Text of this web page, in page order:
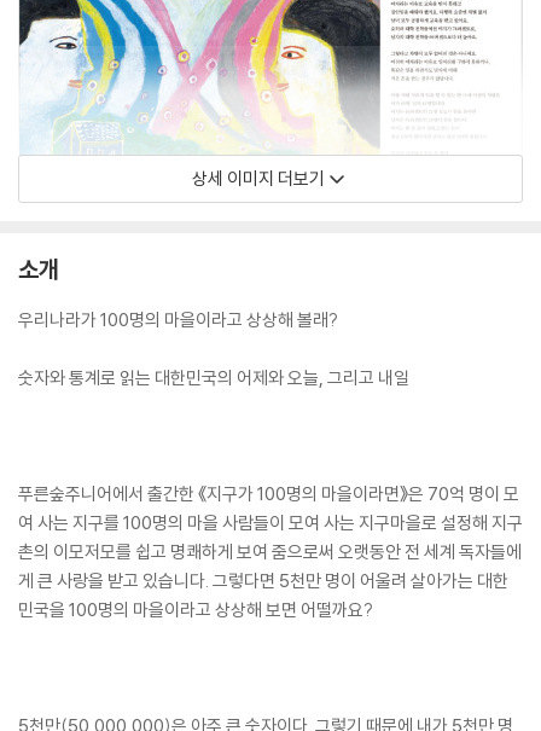
상세 이미지 더보기
소개
우리나라가 100명의 마을이라고 상상해 볼래?
숫자와 통계로 읽는 대한민국의 어제와 오늘, 그리고 내일
푸른숲주니어에서 출간한 《지구가 100명의 마을이라면》은 70억 명이 모
여 사는 지구를 100명의 마을 사람들이 모여 사는 지구마을로 설정해 지구
촌의 이모저모를 쉽고 명쾌하게 보여 줌으로써 오랫동안 전 세계 독자들에
게 큰 사랑을 받고 있습니다. 그렇다면 5천만 명이 어울려 살아가는 대한
민국을 100명의 마을이라고 상상해 보면 어떨까요?
5천만(50,000,000)은 아주 큰 숫자이다. 그렇기 때문에 내가 5천만 명